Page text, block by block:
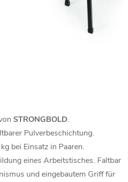
STRONGBOLD.
Pulverbeschichtung.
bei Einsatz in Paaren.
eines Arbeitstisches. Faltbar
und eingebautem Griff für